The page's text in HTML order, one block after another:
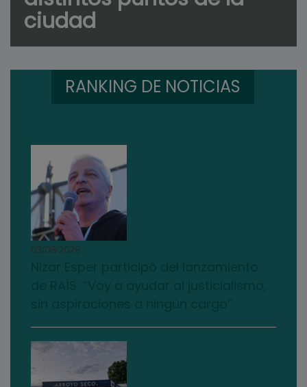
ciudad
RANKING DE NOTICIAS
03/08/2026